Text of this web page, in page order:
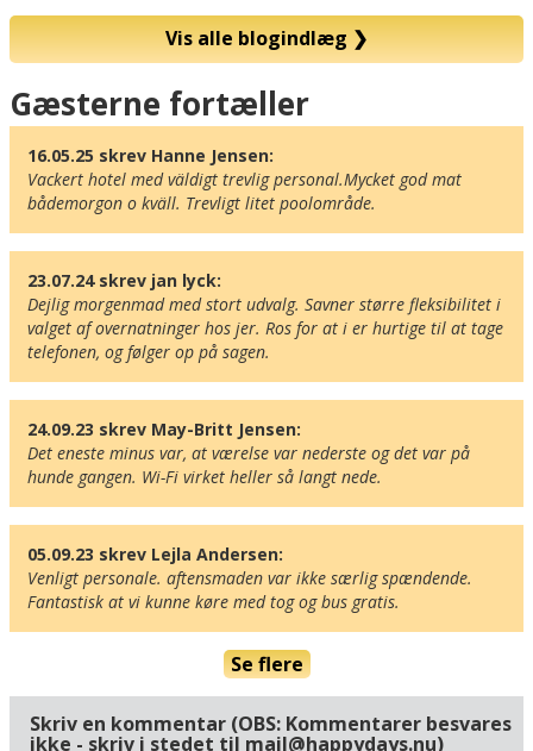
Vis alle blogindlæg❯
Kort
Gæsterne fortæller
16.05.25 skrev Hanne Jensen:
Vackert hotel med väldigt trevlig personal.Mycket god mat
bådemorgon o kväll. Trevligt litet poolområde.
23.07.24 skrev jan lyck:
Dejlig morgenmad med stort udvalg. Savner større fleksibilitet i
valget af overnatninger hos jer. Ros for at i er hurtige til at tage
telefonen, og følger op på sagen.
24.09.23 skrev May-Britt Jensen:
Det eneste minus var, at værelse var nederste og det var på
hunde gangen. Wi-Fi virket heller så langt nede.
05.09.23 skrev Lejla Andersen:
Venligt personale. aftensmaden var ikke særlig spændende.
Fantastisk at vi kunne køre med tog og bus gratis.
Se flere
Skriv en kommentar (OBS: Kommentarer besvares
ikke - skriv i stedet til mail@happydays.nu)